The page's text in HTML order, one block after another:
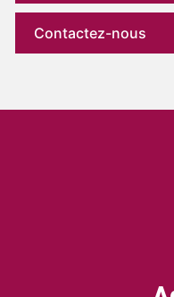
Contactez-nous